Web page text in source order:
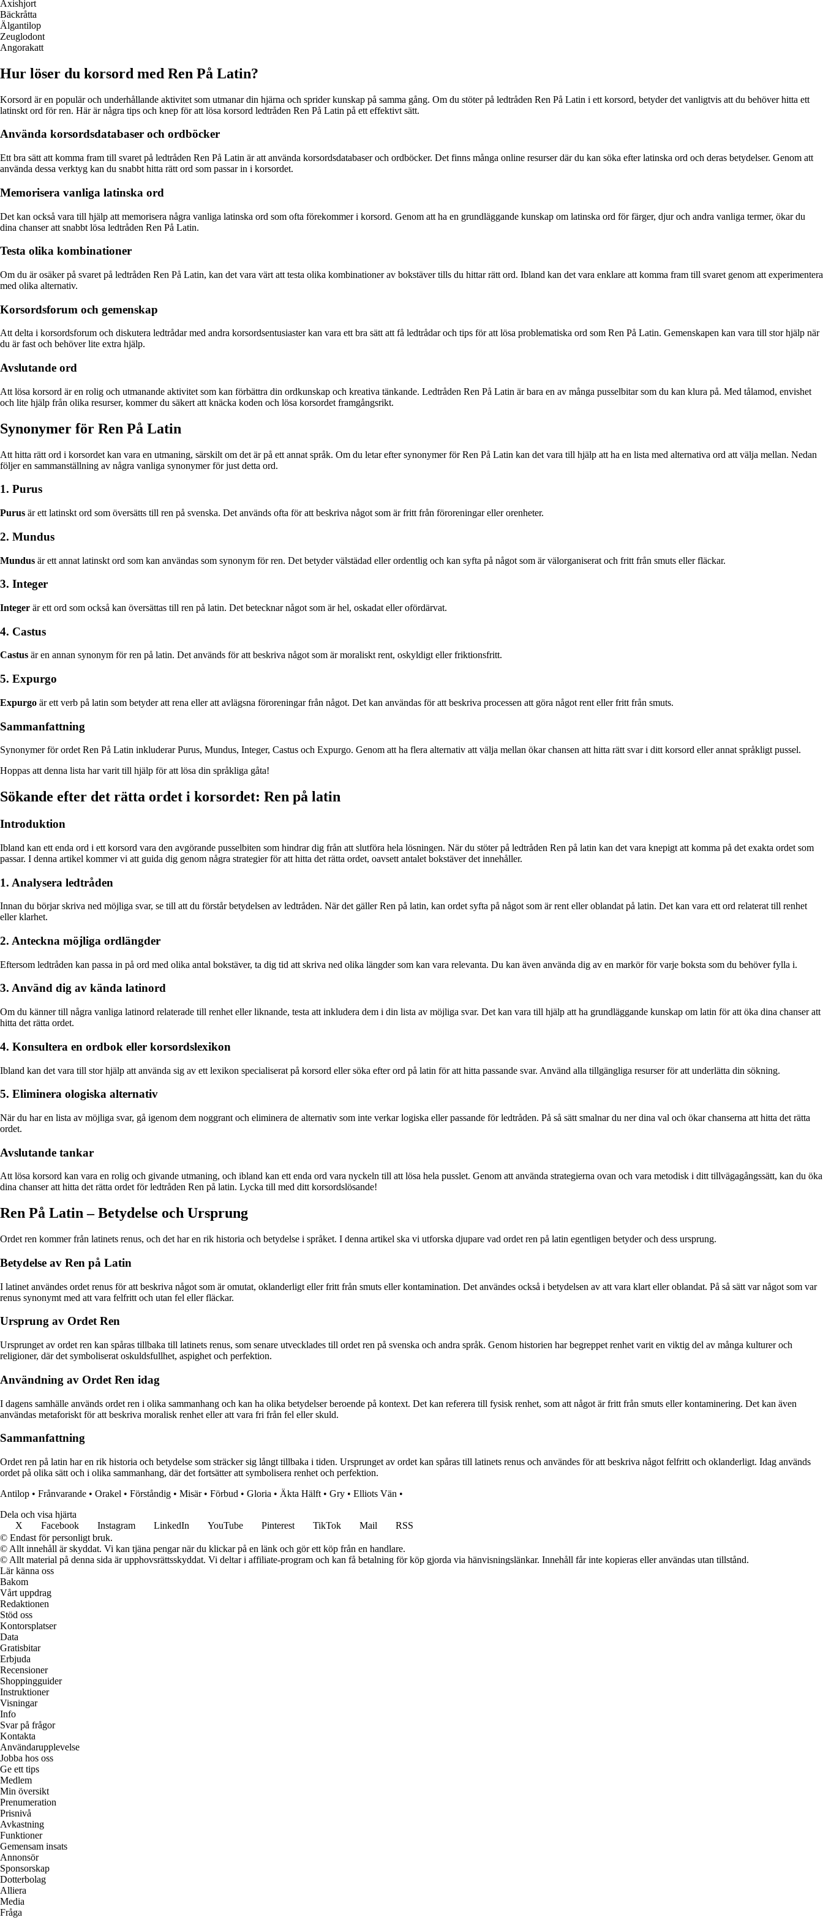
Axishjort
Bäckråtta
Älgantilop
Zeuglodont
Angorakatt
Hur löser du korsord med Ren På Latin?
Korsord är en populär och underhållande aktivitet som utmanar din hjärna och sprider kunskap på samma gång. Om du stöter på ledtråden Ren På Latin i ett korsord, betyder det vanligtvis att du behöver hitta ett
latinskt ord för ren. Här är några tips och knep för att lösa korsord ledtråden Ren På Latin på ett effektivt sätt.
Använda korsordsdatabaser och ordböcker
Ett bra sätt att komma fram till svaret på ledtråden Ren På Latin är att använda korsordsdatabaser och ordböcker. Det finns många online resurser där du kan söka efter latinska ord och deras betydelser. Genom att
använda dessa verktyg kan du snabbt hitta rätt ord som passar in i korsordet.
Memorisera vanliga latinska ord
Det kan också vara till hjälp att memorisera några vanliga latinska ord som ofta förekommer i korsord. Genom att ha en grundläggande kunskap om latinska ord för färger, djur och andra vanliga termer, ökar du
dina chanser att snabbt lösa ledtråden Ren På Latin.
Testa olika kombinationer
Om du är osäker på svaret på ledtråden Ren På Latin, kan det vara värt att testa olika kombinationer av bokstäver tills du hittar rätt ord. Ibland kan det vara enklare att komma fram till svaret genom att experimentera
med olika alternativ.
Korsordsforum och gemenskap
Att delta i korsordsforum och diskutera ledtrådar med andra korsordsentusiaster kan vara ett bra sätt att få ledtrådar och tips för att lösa problematiska ord som Ren På Latin. Gemenskapen kan vara till stor hjälp när
du är fast och behöver lite extra hjälp.
Avslutande ord
Att lösa korsord är en rolig och utmanande aktivitet som kan förbättra din ordkunskap och kreativa tänkande. Ledtråden Ren På Latin är bara en av många pusselbitar som du kan klura på. Med tålamod, envishet
och lite hjälp från olika resurser, kommer du säkert att knäcka koden och lösa korsordet framgångsrikt.
Synonymer för Ren På Latin
Att hitta rätt ord i korsordet kan vara en utmaning, särskilt om det är på ett annat språk. Om du letar efter synonymer för Ren På Latin kan det vara till hjälp att ha en lista med alternativa ord att välja mellan. Nedan
följer en sammanställning av några vanliga synonymer för just detta ord.
1. Purus
Purus är ett latinskt ord som översätts till ren på svenska. Det används ofta för att beskriva något som är fritt från föroreningar eller orenheter.
2. Mundus
Mundus är ett annat latinskt ord som kan användas som synonym för ren. Det betyder välstädad eller ordentlig och kan syfta på något som är välorganiserat och fritt från smuts eller fläckar.
3. Integer
Integer är ett ord som också kan översättas till ren på latin. Det betecknar något som är hel, oskadat eller ofördärvat.
4. Castus
Castus är en annan synonym för ren på latin. Det används för att beskriva något som är moraliskt rent, oskyldigt eller friktionsfritt.
5. Expurgo
Expurgo är ett verb på latin som betyder att rena eller att avlägsna föroreningar från något. Det kan användas för att beskriva processen att göra något rent eller fritt från smuts.
Sammanfattning
Synonymer för ordet Ren På Latin inkluderar Purus, Mundus, Integer, Castus och Expurgo. Genom att ha flera alternativ att välja mellan ökar chansen att hitta rätt svar i ditt korsord eller annat språkligt pussel.
Hoppas att denna lista har varit till hjälp för att lösa din språkliga gåta!
Sökande efter det rätta ordet i korsordet: Ren på latin
Introduktion
Ibland kan ett enda ord i ett korsord vara den avgörande pusselbiten som hindrar dig från att slutföra hela lösningen. När du stöter på ledtråden Ren på latin kan det vara knepigt att komma på det exakta ordet som
passar. I denna artikel kommer vi att guida dig genom några strategier för att hitta det rätta ordet, oavsett antalet bokstäver det innehåller.
1. Analysera ledtråden
Innan du börjar skriva ned möjliga svar, se till att du förstår betydelsen av ledtråden. När det gäller Ren på latin, kan ordet syfta på något som är rent eller oblandat på latin. Det kan vara ett ord relaterat till renhet
eller klarhet.
2. Anteckna möjliga ordlängder
Eftersom ledtråden kan passa in på ord med olika antal bokstäver, ta dig tid att skriva ned olika längder som kan vara relevanta. Du kan även använda dig av en markör för varje boksta som du behöver fylla i.
3. Använd dig av kända latinord
Om du känner till några vanliga latinord relaterade till renhet eller liknande, testa att inkludera dem i din lista av möjliga svar. Det kan vara till hjälp att ha grundläggande kunskap om latin för att öka dina chanser att
hitta det rätta ordet.
4. Konsultera en ordbok eller korsordslexikon
Ibland kan det vara till stor hjälp att använda sig av ett lexikon specialiserat på korsord eller söka efter ord på latin för att hitta passande svar. Använd alla tillgängliga resurser för att underlätta din sökning.
5. Eliminera ologiska alternativ
När du har en lista av möjliga svar, gå igenom dem noggrant och eliminera de alternativ som inte verkar logiska eller passande för ledtråden. På så sätt smalnar du ner dina val och ökar chanserna att hitta det rätta
ordet.
Avslutande tankar
Att lösa korsord kan vara en rolig och givande utmaning, och ibland kan ett enda ord vara nyckeln till att lösa hela pusslet. Genom att använda strategierna ovan och vara metodisk i ditt tillvägagångssätt, kan du öka
dina chanser att hitta det rätta ordet för ledtråden Ren på latin. Lycka till med ditt korsordslösande!
Ren På Latin – Betydelse och Ursprung
Ordet ren kommer från latinets renus, och det har en rik historia och betydelse i språket. I denna artikel ska vi utforska djupare vad ordet ren på latin egentligen betyder och dess ursprung.
Betydelse av Ren på Latin
I latinet användes ordet renus för att beskriva något som är omutat, oklanderligt eller fritt från smuts eller kontamination. Det användes också i betydelsen av att vara klart eller oblandat. På så sätt var något som var
renus synonymt med att vara felfritt och utan fel eller fläckar.
Ursprung av Ordet Ren
Ursprunget av ordet ren kan spåras tillbaka till latinets renus, som senare utvecklades till ordet ren på svenska och andra språk. Genom historien har begreppet renhet varit en viktig del av många kulturer och
religioner, där det symboliserat oskuldsfullhet, aspighet och perfektion.
Användning av Ordet Ren idag
I dagens samhälle används ordet ren i olika sammanhang och kan ha olika betydelser beroende på kontext. Det kan referera till fysisk renhet, som att något är fritt från smuts eller kontaminering. Det kan även
användas metaforiskt för att beskriva moralisk renhet eller att vara fri från fel eller skuld.
Sammanfattning
Ordet ren på latin har en rik historia och betydelse som sträcker sig långt tillbaka i tiden. Ursprunget av ordet kan spåras till latinets renus och användes för att beskriva något felfritt och oklanderligt. Idag används
ordet på olika sätt och i olika sammanhang, där det fortsätter att symbolisera renhet och perfektion.
Antilop • Frånvarande • Orakel • Förståndig • Misär• Förbud • Gloria • Äkta Hälft • Gry • Elliots Vän •
Dela och visa hjärta
X
Facebook Instagram LinkedIn YouTube Pinterest TikTok Mail
RSS
© Endast för personligt bruk.
© Allt innehåll är skyddat. Vi kan tjäna pengar när du klickar på en länk och gör ett köp från en handlare.
© Allt material på denna sida är upphovsrättsskyddat. Vi deltar i affiliate-program och kan få betalning för köp gjorda via hänvisningslänkar. Innehåll får inte kopieras eller användas utan tillstånd.
Lär känna oss
Bakom
Vårt uppdrag
Redaktionen
Stöd oss
Kontorsplatser
Data
Gratisbitar
Erbjuda
Recensioner
Shoppingguider
Instruktioner
Visningar
Info
Svar på frågor
Kontakta
Användarupplevelse
Jobba hos oss
Ge ett tips
Medlem
Min översikt
Prenumeration
Prisnivå
Avkastning
Funktioner
Gemensam insats
Annonsör
Sponsorskap
Dotterbolag
Alliera
Media
Fråga